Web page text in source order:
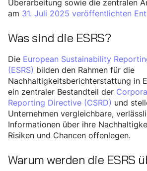
Überarbeitung sowie die zentralen
am 31. Juli 2025 veröffentlichten
Was sind die ESRS?
Die European Sustainability
(ESRS) bilden den Rahmen für die
Nachhaltigkeitsberichterstattung in
ein zentraler Bestandteil der
Reporting Directive (CSRD) und
Unternehmen vergleichbare,
Informationen über ihre
Risiken und Chancen offenlegen.
Warum werden die ESRS